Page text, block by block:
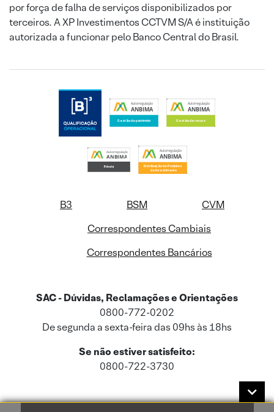
por força de falha de serviços disponibilizados por
terceiros. A XP Investimentos CCTVM S/A é instituição
autorizada a funcionar pelo Banco Central do Brasil.
B3 BSM
CVM
Correspondentes Cambiais
Correspondentes Bancários
SAC - Dúvidas, Reclamações e Orientações
0800-772-0202
De segunda a sexta-feira das 09hs às 18hs
Se não estiver satisfeito:
0800-722-3730